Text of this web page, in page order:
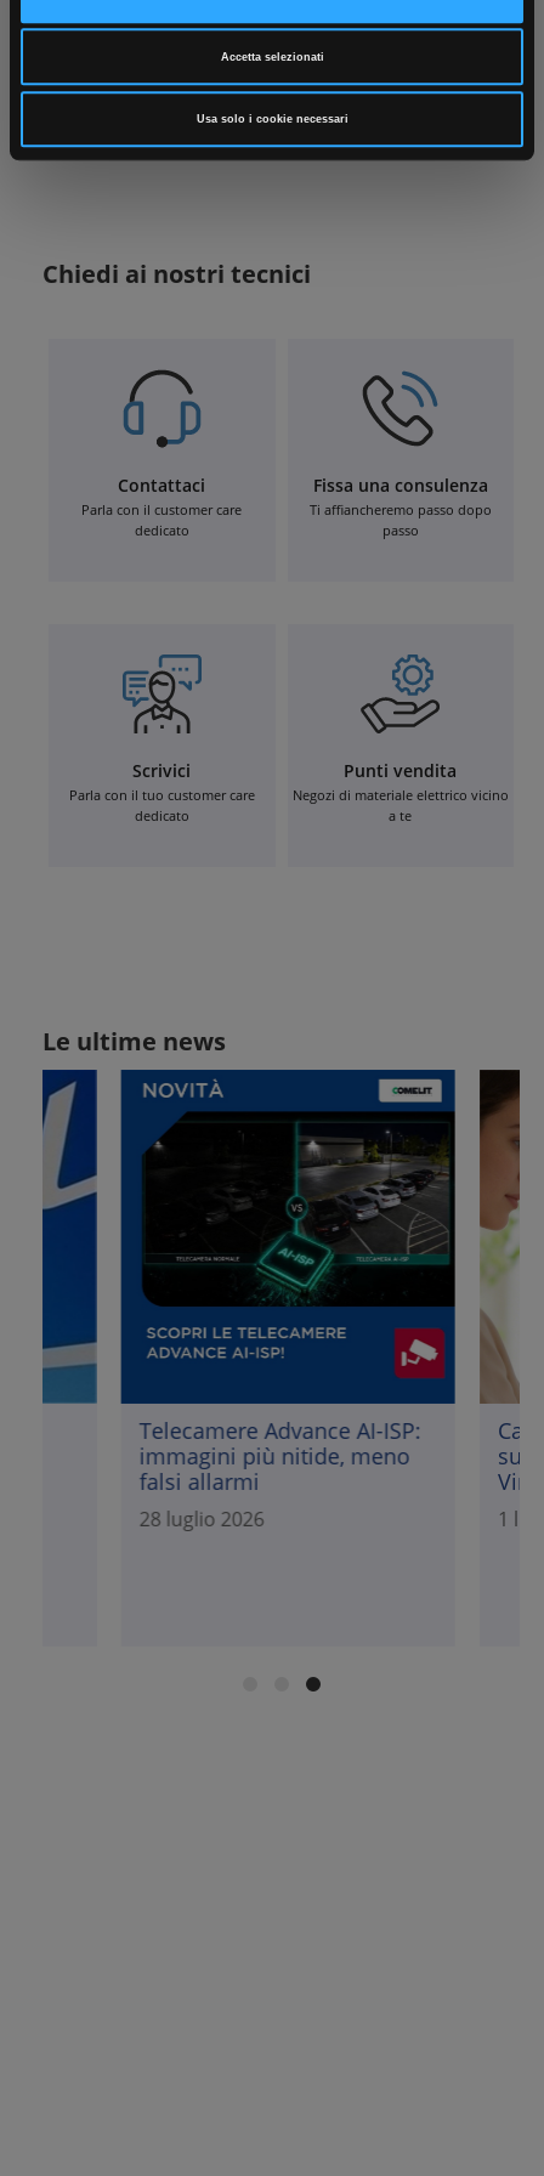
Accetta selezionati
Usa solo i cookie necessari
Chiedi ai nostri tecnici
Contattaci
Parla con il customer care
dedicato
Fissa una consulenza
Ti affiancheremo passo dopo
passo
Scrivici
Parla con il tuo customer care
dedicato
Punti vendita
Negozi di materiale elettrico vicino
a te
Le ultime news
Telecamere Advance AI-ISP:
immagini più nitide, meno
falsi allarmi
28 luglio 2026
Casa
1 luglio 2026